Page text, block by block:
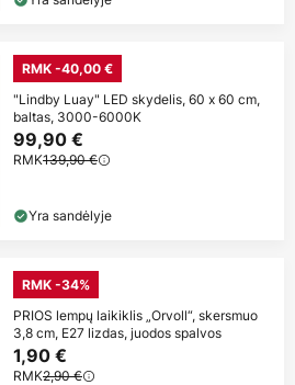
RMK -40,00 €
"Lindby Luay" LED skydelis, 60 x 60 cm,
baltas, 3000-6000K
99,90 €
RMK139,90 €
Yra sandėlyje
RMK -34%
PRIOS lempų laikiklis „Orvoll“, skersmuo
3,8 cm, E27 lizdas, juodos spalvos
1,90 €
RMK2,90 €